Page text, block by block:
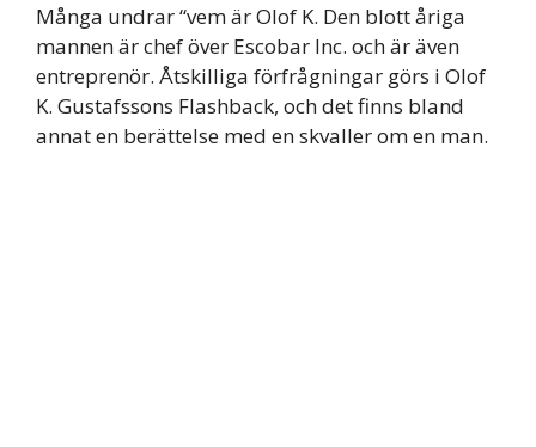
Många undrar “vem är Olof K. Den blott åriga
mannen är chef över Escobar Inc. och är även
entreprenör. Åtskilliga förfrågningar görs i Olof
K. Gustafssons Flashback, och det finns bland
annat en berättelse med en skvaller om en man.